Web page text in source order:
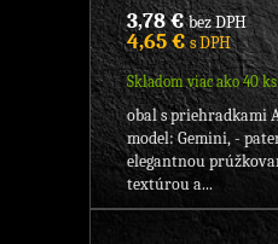
3,78 €bez DPH
4,65 €s DPH
Skladom viac ako 40 ks
obal s priehradkami
model: Gemini, -
elegantnou
textúrou a...